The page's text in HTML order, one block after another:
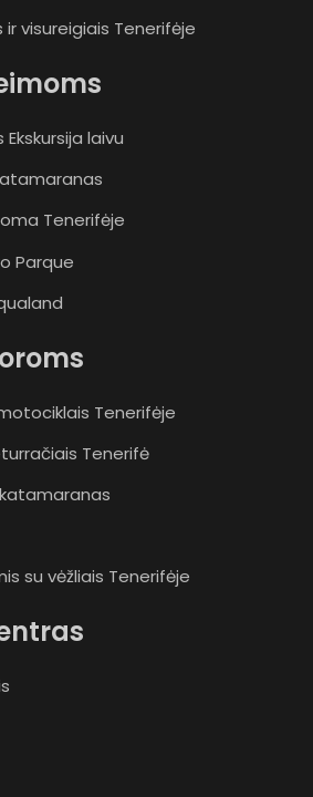
ir visureigiais Tenerifėje
laivu
Tenerifėje
Parque
Tenerifėje
Tenerifė
su vėžliais Tenerifėje